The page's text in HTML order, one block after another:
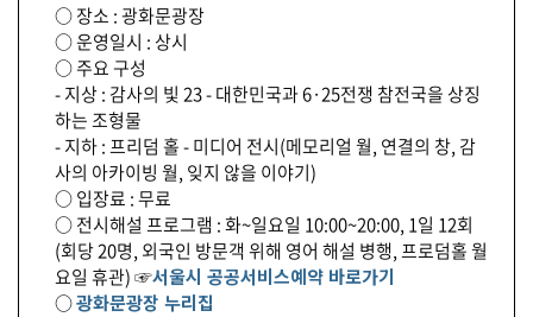
○ 장소 : 광화문광장
○ 운영일시 : 상시
○ 주요 구성
- 지상 : 감사의 빛 23 - 대한민국과 6·25전쟁 참전국을 상징
하는 조형물
- 지하 : 프리덤 홀 - 미디어 전시(메모리얼 월, 연결의 창, 감
사의 아카이빙 월, 잊지 않을 이야기)
○ 입장료 : 무료
○ 전시해설 프로그램 : 화~일요일 10:00~20:00, 1일 12회
(회당 20명, 외국인 방문객 위해 영어 해설 병행, 프로덤홀 월
요일 휴관) ☞서울시 공공서비스예약 바로가기
○광화문광장 누리집